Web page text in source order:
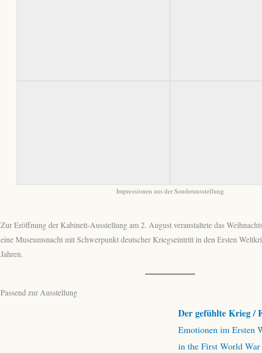
Impressionen aus der Sonderausstellung
Zur Eröffnung der Kabinett-Ausstellung am 2. August veranstaltete das
eine Museumsnacht mit Schwerpunkt deutscher Kriegseintritt in den Ersten
Jahren.
Passend zur Ausstellung
Der gefühlte Krieg /
Emotionen im Ersten
in the First World War